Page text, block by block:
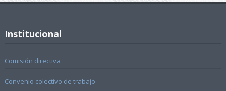
Institucional
Comisión directiva
Convenio colectivo de trabajo